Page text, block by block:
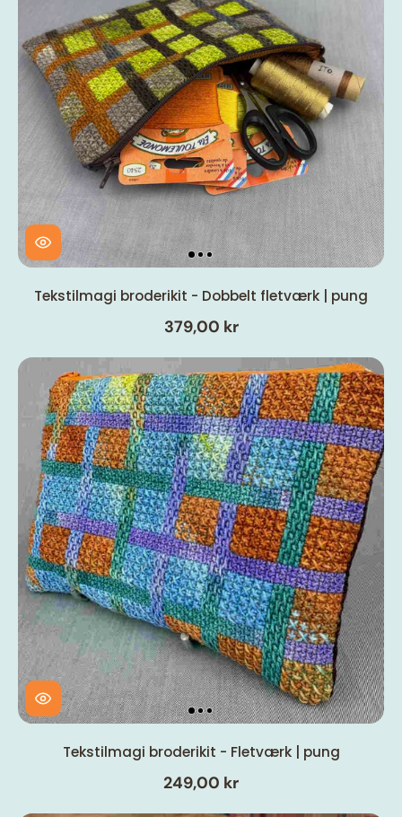
Tekstilmagi broderikit - Dobbelt fletværk | pung
379,00 kr
Tekstilmagi broderikit - Fletværk | pung
249,00 kr